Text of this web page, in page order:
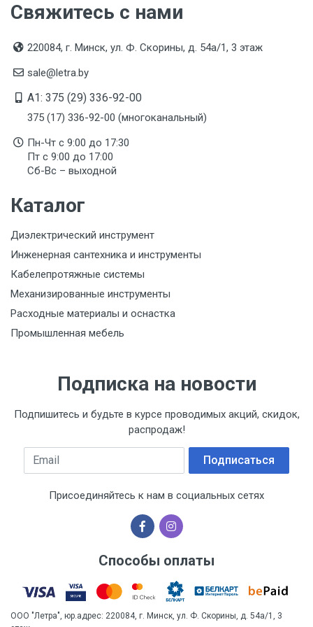
Свяжитесь с нами
220084, г. Минск, ул. Ф. Скорины, д. 54а/1, 3 этаж
sale@letra.by
A1: 375 (29) 336-92-00
375 (17) 336-92-00 (многоканальный)
Пн-Чт с 9:00 до 17:30
Пт с 9:00 до 17:00
Сб-Вс – выходной
Каталог
Диэлектрический инструмент
Инженерная сантехника и инструменты
Кабелепротяжные системы
Механизированные инструменты
Расходные материалы и оснастка
Промышленная мебель
Подписка на новости
Подпишитесь и будьте в курсе проводимых акций, скидок,
распродаж!
Email Подписаться
Присоединяйтесь к нам в социальных сетях
Способы оплаты
ООО "Летра", юр.адрес: 220084, г. Минск, ул. Ф. Скорины, д. 54а/1, 3